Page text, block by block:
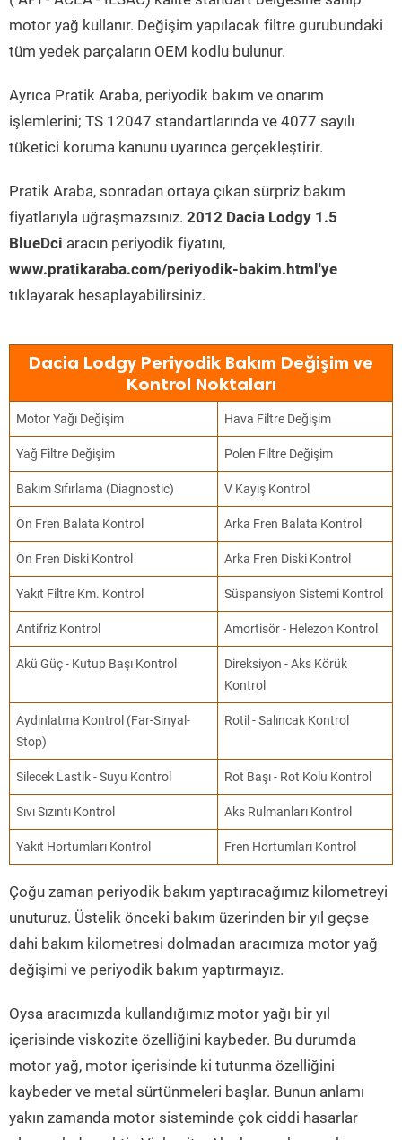
motor yağ kullanır. Değişim yapılacak filtre gurubundaki
tüm yedek parçaların OEM kodlu bulunur.
Ayrıca Pratik Araba, periyodik bakım ve onarım
işlemlerini; TS 12047 standartlarında ve 4077 sayılı
tüketici koruma kanunu uyarınca gerçekleştirir.
Pratik Araba, sonradan ortaya çıkan sürpriz bakım
fiyatlarıyla uğraşmazsınız. 2012 Dacia Lodgy 1.5
BlueDci aracın periyodik fiyatını,
www.pratikaraba.com/periyodik-bakim.html'ye
tıklayarak hesaplayabilirsiniz.
Dacia Lodgy Periyodik Bakım Değişim ve
Kontrol Noktaları
Motor Yağı Değişim Hava Filtre Değişim
Yağ Filtre Değişim Polen Filtre Değişim
Bakım Sıfırlama (Diagnostic) V Kayış Kontrol
Ön Fren Balata Kontrol Arka Fren Balata Kontrol
Ön Fren Diski Kontrol Arka Fren Diski Kontrol
Yakıt Filtre Km. Kontrol Süspansiyon Sistemi Kontrol
Antifriz Kontrol Amortisör - Helezon Kontrol
Akü Güç - Kutup Başı Kontrol
Direksiyon - Aks Körük
Kontrol
Aydınlatma Kontrol (Far-Sinyal-
Stop)
Rotil - Salıncak Kontrol
Silecek Lastik - Suyu Kontrol Rot Başı - Rot Kolu Kontrol
Sıvı Sızıntı Kontrol Aks Rulmanları Kontrol
Yakıt Hortumları Kontrol Fren Hortumları Kontrol
Çoğu zaman periyodik bakım yaptıracağımız kilometreyi
unuturuz. Üstelik önceki bakım üzerinden bir yıl geçse
dahi bakım kilometresi dolmadan aracımıza motor yağ
değişimi ve periyodik bakım yaptırmayız.
Oysa aracımızda kullandığımız motor yağı bir yıl
içerisinde viskozite özelliğini kaybeder. Bu durumda
motor yağ, motor içerisinde ki tutunma özelliğini
kaybeder ve metal sürtünmeleri başlar. Bunun anlamı
yakın zamanda motor sisteminde çok ciddi hasarlar